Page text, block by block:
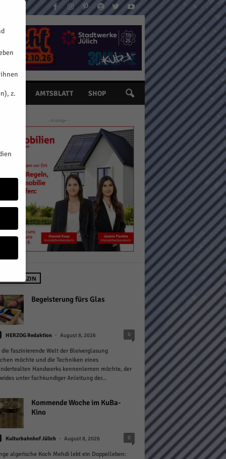
AMTSBLATT SHOP
- Anzeige -
IM MAGAZIN
Begeisterung fürs Glas
HERZOG Redaktion - August 8, 2026 0
die faszinierende Welt der Bleiverglasung
möchte und die Techniken eines
Handwerks kennenlernen möchte, der
unter fachkundiger Anleitung der...
Kommende Woche im KuBa-
Kino
Kulturbahnhof Jülich - August 8, 2026 0
algerische Koch Mehdi lebt ein Doppelleben:
z.
ihnen
z.
Zurück